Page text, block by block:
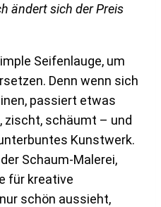
ändert sich der Preis
Seifenlauge, um
Denn wenn sich
passiert etwas
zischt, schäumt – und
Kunstwerk.
Schaum-Malerei,
für kreative
schön aussieht,